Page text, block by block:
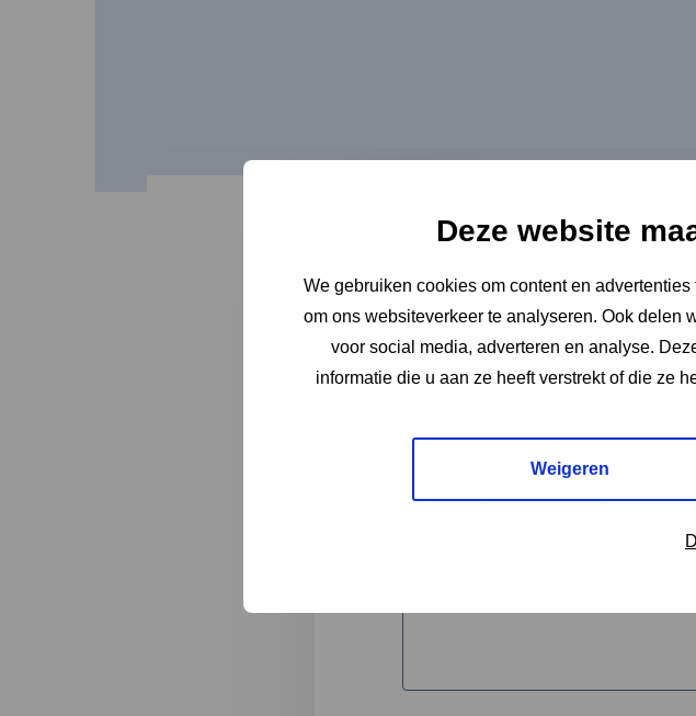
Deze website
We gebruiken cookies om content en
om ons websiteverkeer te analyseren. Ook delen
voor social media, adverteren en analyse.
informatie die u aan ze heeft verstrekt of die ze
Weigeren
"* " geeft vereiste velden aan
1
Volledige omschrijving*